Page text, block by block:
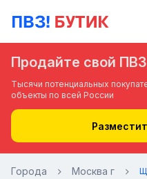
Продайте свой
Тысячи потенциальных
объекты по всей России
Города Москва г